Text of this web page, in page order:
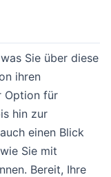
Sie über diese
ihren
Option für
hin zur
einen Blick
Sie mit
Bereit, Ihre